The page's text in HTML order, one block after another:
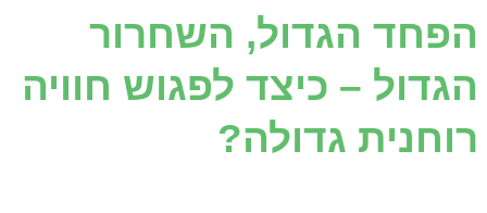
הפחד הגדול, השחרור
הגדול – כיצד לפגוש חוויה
רוחנית גדולה?